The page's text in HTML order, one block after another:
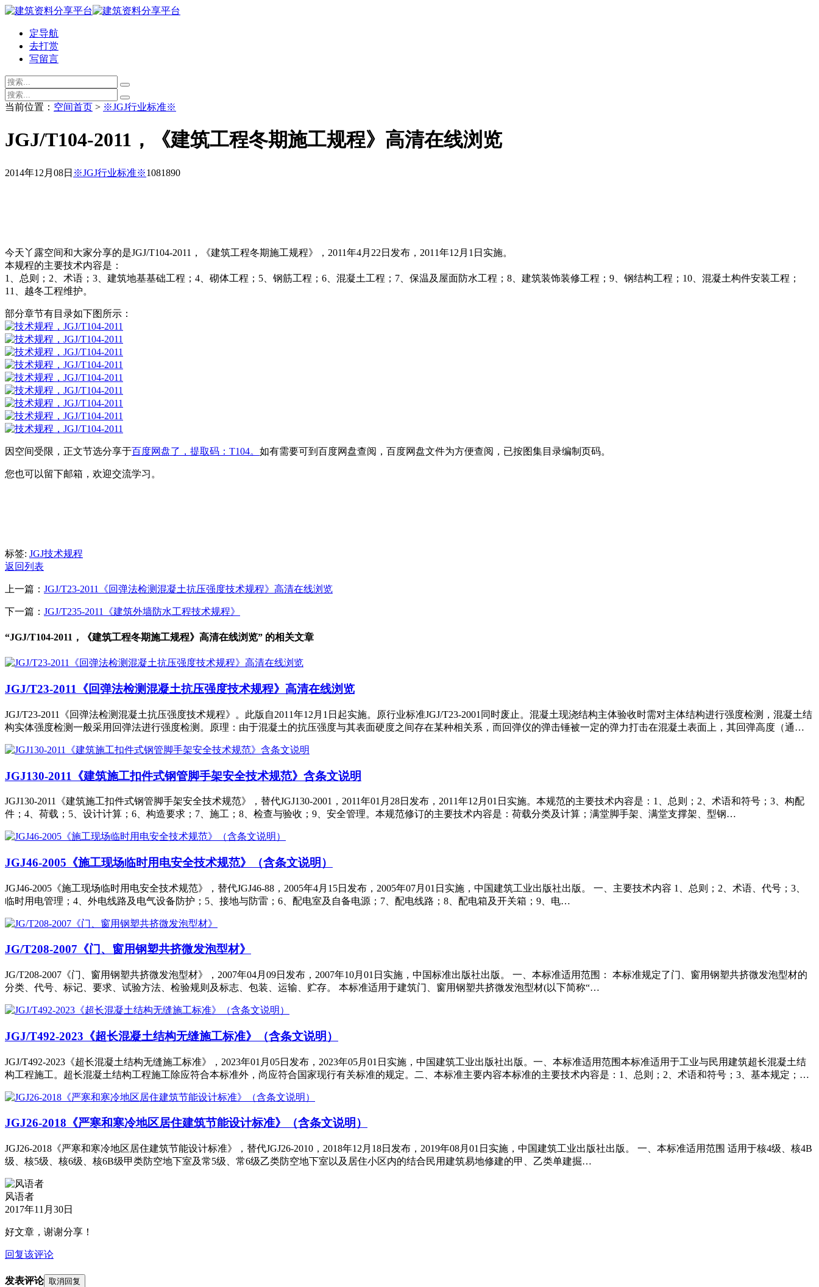
定导航
去打赏
写留言
当前位置： 空间首页 > ※JGJ行业标准※
JGJ/T104-2011，《建筑工程冬期施工规程》高清在线浏览
2014年12月08日 ※JGJ行业标准※1081890
今天丫露空间和大家分享的是JGJ/T104-2011，《建筑工程冬期施工规程》，2011年4月22日发布，2011年12月1日实施。
本规程的主要技术内容是：
1、总则；2、术语；3、建筑地基基础工程；4、砌体工程；5、钢筋工程；6、混凝土工程；7、保温及屋面防水工程；8、建筑装饰装修工程；9、钢结构工程；10、混凝土构件安装工程；
11、越冬工程维护。
部分章节有目录如下图所示：
因空间受限，正文节选分享于百度网盘了，提取码：T104。 如有需要可到百度网盘查阅，百度网盘文件为方便查阅，已按图集目录编制页码。
您也可以留下邮箱，欢迎交流学习。
标签: JGJ技术规程
返回列表
上一篇： JGJ/T23-2011《回弹法检测混凝土抗压强度技术规程》高清在线浏览
下一篇： JGJ/T235-2011《建筑外墙防水工程技术规程》
“JGJ/T104-2011，《建筑工程冬期施工规程》高清在线浏览” 的相关文章
JGJ/T23-2011《回弹法检测混凝土抗压强度技术规程》高清在线浏览
JGJ/T23-2011《回弹法检测混凝土抗压强度技术规程》。此版自2011年12月1日起实施。原行业标准JGJ/T23-2001同时废止。混凝土现浇结构主体验收时需对主体结构进行强度检测，混凝土结
构实体强度检测一般采用回弹法进行强度检测。原理：由于混凝土的抗压强度与其表面硬度之间存在某种相关系，而回弹仪的弹击锤被一定的弹力打击在混凝土表面上，其回弹高度（通…
JGJ130-2011《建筑施工扣件式钢管脚手架安全技术规范》含条文说明
JGJ130-2011《建筑施工扣件式钢管脚手架安全技术规范》，替代JGJ130-2001，2011年01月28日发布，2011年12月01日实施。本规范的主要技术内容是：1、总则；2、术语和符号；3、构配
件；4、荷载；5、设计计算；6、构造要求；7、施工；8、检查与验收；9、安全管理。本规范修订的主要技术内容是：荷载分类及计算；满堂脚手架、满堂支撑架、型钢…
JGJ46-2005《施工现场临时用电安全技术规范》（含条文说明）
JGJ46-2005《施工现场临时用电安全技术规范》，替代JGJ46-88，2005年4月15日发布，2005年07月01日实施，中国建筑工业出版社出版。 一、主要技术内容 1、总则；2、术语、代号；3、
临时用电管理；4、外电线路及电气设备防护；5、接地与防雷；6、配电室及自备电源；7、配电线路；8、配电箱及开关箱；9、电…
JG/T208-2007《门、窗用钢塑共挤微发泡型材》
JG/T208-2007《门、窗用钢塑共挤微发泡型材》，2007年04月09日发布，2007年10月01日实施，中国标准出版社出版。 一、本标准适用范围： 本标准规定了门、窗用钢塑共挤微发泡型材的
分类、代号、标记、要求、试验方法、检验规则及标志、包装、运输、贮存。 本标准适用于建筑门、窗用钢塑共挤微发泡型材(以下简称“…
JGJ/T492-2023《超长混凝土结构无缝施工标准》（含条文说明）
JGJ/T492-2023《超长混凝土结构无缝施工标准》，2023年01月05日发布，2023年05月01日实施，中国建筑工业出版社出版。一、本标准适用范围本标准适用于工业与民用建筑超长混凝土结
构工程施工。超长混凝土结构工程施工除应符合本标准外，尚应符合国家现行有关标准的规定。二、本标准主要内容本标准的主要技术内容是：1、总则；2、术语和符号；3、基本规定；…
JGJ26-2018《严寒和寒冷地区居住建筑节能设计标准》（含条文说明）
JGJ26-2018《严寒和寒冷地区居住建筑节能设计标准》，替代JGJ26-2010，2018年12月18日发布，2019年08月01日实施，中国建筑工业出版社出版。 一、本标准适用范围 适用于核4级、核4B
级、核5级、核6级、核6B级甲类防空地下室及常5级、常6级乙类防空地下室以及居住小区内的结合民用建筑易地修建的甲、乙类单建掘…
风语者
2017年11月30日
好文章，谢谢分享！
回复该评论
发表评论 取消回复